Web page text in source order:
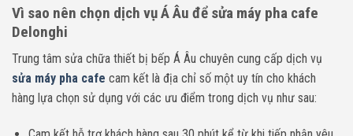
Vì sao nên chọn dịch vụ Á Âu để sửa máy pha cafe
Delonghi
Trung tâm sửa chữa thiết bị bếp Á Âu chuyên cung cấp dịch vụ
sửa máy pha cafe cam kết là địa chỉ số một uy tín cho khách
hàng lựa chọn sử dụng với các ưu điểm trong dịch vụ như sau: